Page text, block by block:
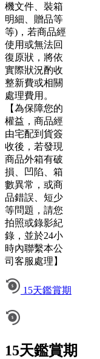
機文件、裝箱
明細、贈品等
等)，若商品經
使用或無法回
復原狀，將依
實際狀況酌收
整新費或相關
處理費用。
【為保障您的
權益，商品經
由宅配到貨簽
收後，若發現
商品外箱有破
損、凹陷、箱
數異常，或商
品錯誤、短少
等問題，請您
拍照或錄影紀
錄，並於24小
時內聯繫本公
司客服處理】
15天鑑賞期
15天鑑賞期